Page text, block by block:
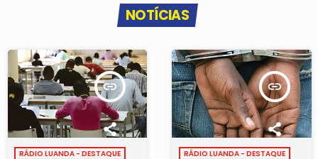
NOTÍCIAS
insert_link
RÁDIO LUANDA - DESTAQUE
insert_link
RÁDIO LUANDA - DESTAQUE